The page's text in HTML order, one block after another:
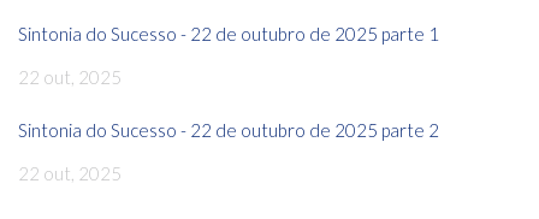
Sintonia do Sucesso - 22 de outubro de 2025 parte 1
22 out, 2025
Sintonia do Sucesso - 22 de outubro de 2025 parte 2
22 out, 2025